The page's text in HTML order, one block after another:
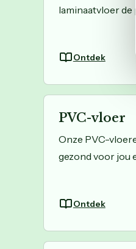
laminaatvloer
Ontdek
PVC-vloer
Onze PVC-
gezond voor jou
Ontdek